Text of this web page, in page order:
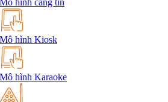
Mô hình căng tin
Mô hình Kiosk
Mô hình Karaoke